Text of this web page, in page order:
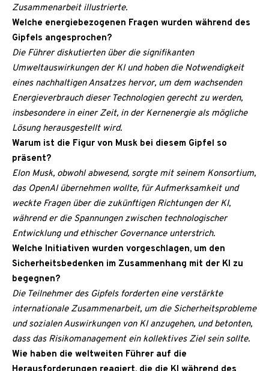
Zusammenarbeit illustrierte.
Welche energiebezogenen Fragen wurden während des
Gipfels angesprochen?
Die Führer diskutierten über die signifikanten
Umweltauswirkungen der KI und hoben die Notwendigkeit
eines nachhaltigen Ansatzes hervor, um dem wachsenden
Energieverbrauch dieser Technologien gerecht zu werden,
insbesondere in einer Zeit, in der Kernenergie als mögliche
Lösung herausgestellt wird.
Warum ist die Figur von Musk bei diesem Gipfel so
präsent?
Elon Musk, obwohl abwesend, sorgte mit seinem Konsortium,
das OpenAI übernehmen wollte, für Aufmerksamkeit und
weckte Fragen über die zukünftigen Richtungen der KI,
während er die Spannungen zwischen technologischer
Entwicklung und ethischer Governance unterstrich.
Welche Initiativen wurden vorgeschlagen, um den
Sicherheitsbedenken im Zusammenhang mit der KI zu
begegnen?
Die Teilnehmer des Gipfels forderten eine verstärkte
internationale Zusammenarbeit, um die Sicherheitsprobleme
und sozialen Auswirkungen von KI anzugehen, und betonten,
dass das Risikomanagement ein kollektives Ziel sein sollte.
Wie haben die weltweiten Führer auf die